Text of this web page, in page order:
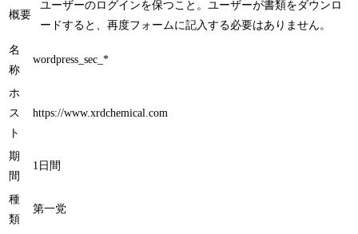
概要
ユーザーのログインを保つこと。ユーザーが書類をダウンロ
ードすると、再度フォームに記入する必要はありません。
名
称
wordpress_sec_*
ホ
ス
ト
https://www.xrdchemical.com
期
間
1日間
種
類
第一党